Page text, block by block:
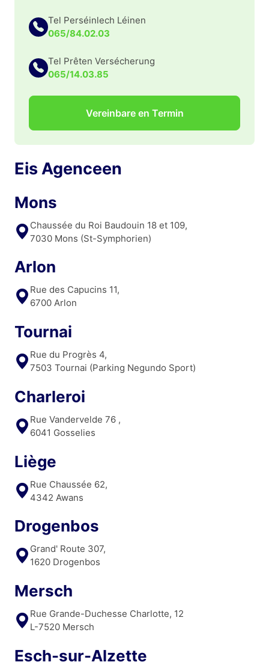
Tel Perséinlech Léinen
065/84.02.03
Tel Prêten Versécherung
065/14.03.85
Vereinbare en Termin
Eis Agenceen
Mons
Chaussée du Roi Baudouin 18 et 109,
7030 Mons (St-Symphorien)
Arlon
Rue des Capucins 11,
6700 Arlon
Tournai
Rue du Progrès 4,
7503 Tournai (Parking Negundo Sport)
Charleroi
Rue Vandervelde 76 ,
6041 Gosselies
Liège
Rue Chaussée 62,
4342 Awans
Drogenbos
Grand' Route 307,
1620 Drogenbos
Mersch
Rue Grande-Duchesse Charlotte, 12
L-7520 Mersch
Esch-sur-Alzette